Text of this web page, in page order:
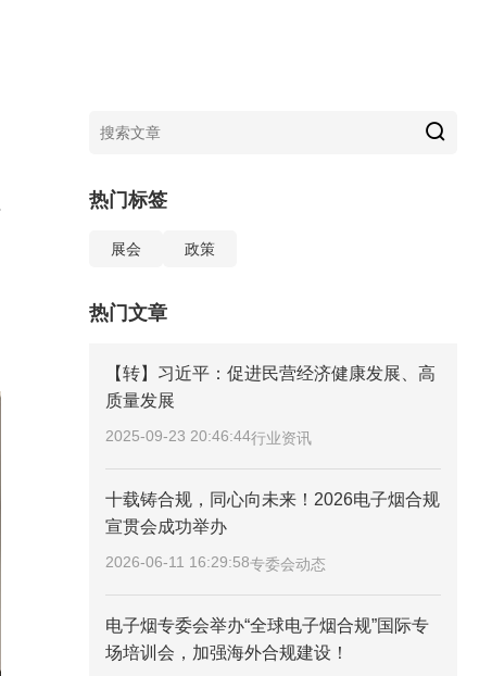
热门标签
展会 政策
热门文章
【转】习近平：促进民营经济健康发展、高
质量发展
2025-09-23 20:46:44行业资讯
十载铸合规，同心向未来！2026电子烟合规
宣贯会成功举办
2026-06-11 16:29:58专委会动态
电子烟专委会举办“全球电子烟合规”国际专
场培训会，加强海外合规建设！